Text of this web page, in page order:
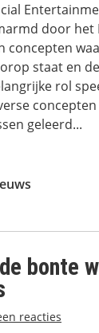
door het
concepten
staat en
rol
geleerd...
bonte
reacties